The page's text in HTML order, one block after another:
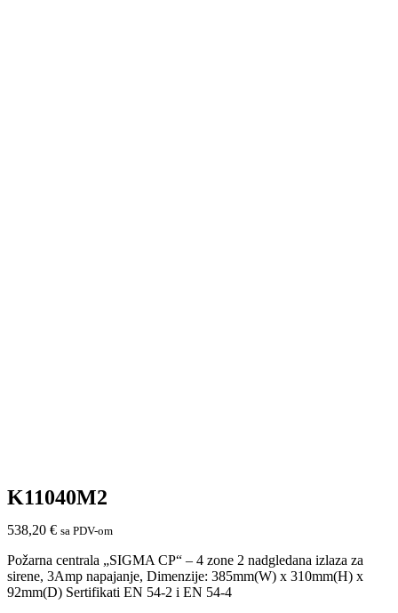
K11040M2
538,20 € sa PDV-om
Požarna centrala „SIGMA CP“ – 4 zone 2 nadgledana izlaza za
sirene, 3Amp napajanje, Dimenzije: 385mm(W) x 310mm(H) x
92mm(D) Sertifikati EN 54-2 i EN 54-4